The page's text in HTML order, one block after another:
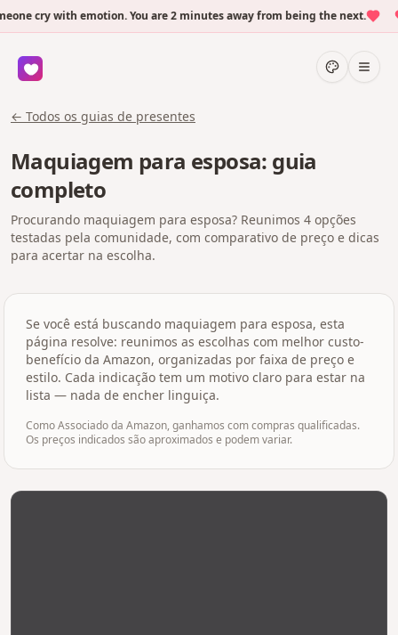
cry with emotion. You are 2 minutes away from being the next.
← Todos os guias de presentes
Maquiagem para esposa: guia
completo
Procurando maquiagem para esposa? Reunimos 4 opções
testadas pela comunidade, com comparativo de preço e dicas
para acertar na escolha.
Se você está buscando maquiagem para esposa, esta
página resolve: reunimos as escolhas com melhor custo-
benefício da Amazon, organizadas por faixa de preço e
estilo. Cada indicação tem um motivo claro para estar na
lista — nada de encher linguiça.
Como Associado da Amazon, ganhamos com compras qualificadas.
Os preços indicados são aproximados e podem variar.